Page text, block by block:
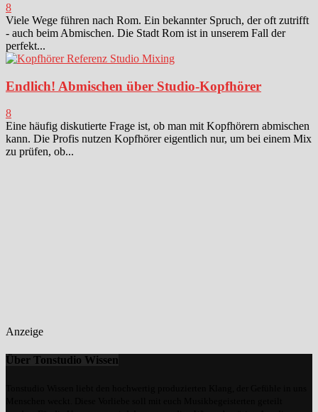
8
Viele Wege führen nach Rom. Ein bekannter Spruch, der oft zutrifft
- auch beim Abmischen. Die Stadt Rom ist in unserem Fall der
perfekt...
Endlich! Abmischen über Studio-Kopfhörer
8
Eine häufig diskutierte Frage ist, ob man mit Kopfhörern abmischen
kann. Die Profis nutzen Kopfhörer eigentlich nur, um bei einem Mix
zu prüfen, ob...
Anzeige
Über Tonstudio Wissen